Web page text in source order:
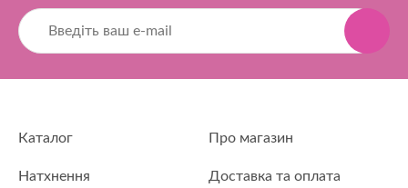
Каталог Про магазин
Натхнення Доставка та оплата